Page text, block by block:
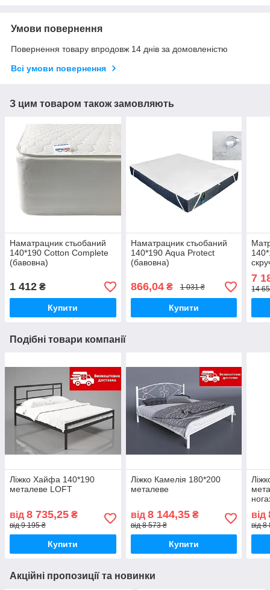
Умови повернення
Повернення товару впродовж 14 днів за домовленістю
Всі умови повернення
З цим товаром також замовляють
Наматрацник стьобаний
140*190 Cotton Complete
(бавовна)
1 412 ₴
Купити
Наматрацник стьобаний
140*190 Aqua Protect
(бавовна)
866,04₴ 1 031 ₴
Купити
7
14
Подібні товари компанії
Ліжко Хайфа 140*190
металеве LOFT
від 8 735,25 ₴
від 9 195 ₴
Купити
Ліжко Камелія 180*200
металеве
від 8 144,35₴
від 8 573 ₴
Купити
від
від
Акційні пропозиції та новинки